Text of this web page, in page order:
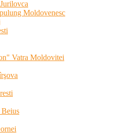
Moldovenesc
Vatra Moldovitei
Beius